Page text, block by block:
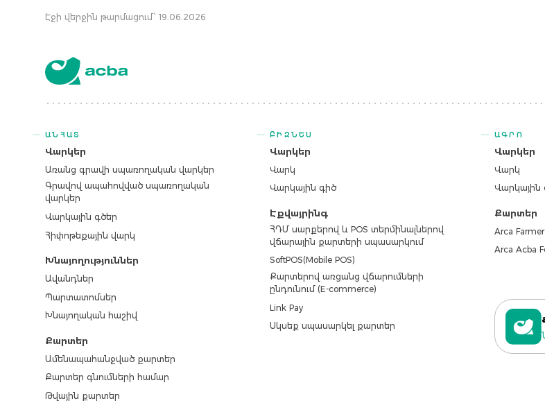
Էջի վերջին թարմացում՝ 19.06.2026
ԱՆՀԱՏ
Վարկեր
Առանց գրավի սպառողական վարկեր
Գրավով ապահովված սպառողական
վարկեր
Վարկային գծեր
Հիփոթեքային վարկ
Խնայողություններ
Ավանդներ
Պարտատոմսեր
Խնայողական հաշիվ
Քարտեր
Ամենապահանջված քարտեր
Քարտեր գնումների համար
Թվային քարտեր
ԲԻԶՆԵՍ
Վարկեր
Վարկ
Վարկային գիծ
Էքվայրինգ
ՀԴՄ սարքերով և POS տերմինալներով
վճարային քարտերի սպասարկում
SoftPOS(Mobile POS)
Քարտերով առցանց վճարումների
ընդունում (E-commerce)
Link Pay
Սկսեք սպասարկել քարտեր
ԱԳՐՈ
Վարկեր
Վարկ
Վարկային
Քարտեր
Arca
Arca Acba